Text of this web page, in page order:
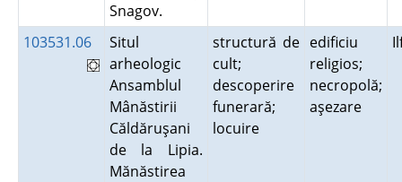
Snagov.
103531.06
Situl
arheologic
Ansamblul
Mânăstirii
Căldăruşani
de la Lipia.
Mănăstirea
structură de
cult;
descoperire
funerară;
locuire
edificiu
religios;
necropolă;
aşezare